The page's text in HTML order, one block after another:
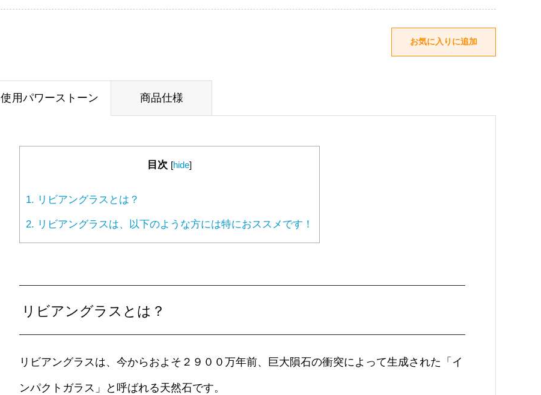
使用パワーストーン 商品仕様
目次 [hide]
1. リビアングラスとは？
2. リビアングラスは、以下のような方には特におススメです！
リビアングラスとは？
リビアングラスは、今からおよそ２９００万年前、巨大隕石の衝突によって生成された「イ
ンパクトガラス」と呼ばれる天然石です。